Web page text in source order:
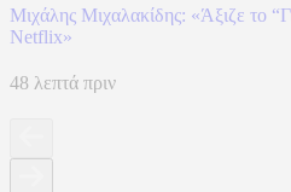
Μιχάλης Μιχαλακίδης: «Άξιζε το
Netflix»
48 λεπτά πριν